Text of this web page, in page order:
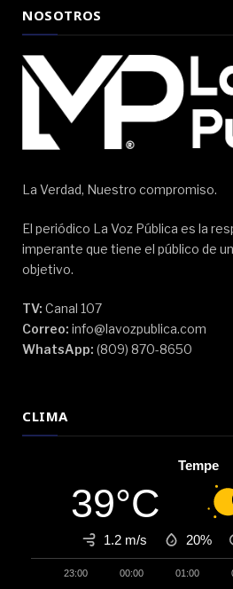
NOSOTROS
La Verdad, Nuestro compromiso.
El periódico La Voz Pública es la
imperante que tiene el público de
objetivo.
TV: Canal 107
Correo: info@lavozpublica.com
WhatsApp: (809) 870-8650
CLIMA
Tempe
39°C
1.2 m/s 20%
23:00 00:00 01:00